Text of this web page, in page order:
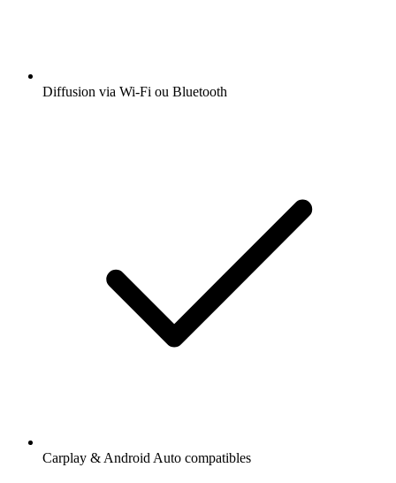
Diffusion via Wi-Fi ou Bluetooth
Carplay & Android Auto compatibles